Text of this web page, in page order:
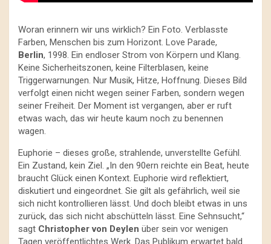
Woran erinnern wir uns wirklich? Ein Foto. Verblasste
Farben, Menschen bis zum Horizont. Love Parade,
Berlin, 1998. Ein endloser Strom von Körpern und Klang.
Keine Sicherheitszonen, keine Filterblasen, keine
Triggerwarnungen. Nur Musik, Hitze, Hoffnung. Dieses Bild
verfolgt einen nicht wegen seiner Farben, sondern wegen
seiner Freiheit. Der Moment ist vergangen, aber er ruft
etwas wach, das wir heute kaum noch zu benennen
wagen.
Euphorie – dieses große, strahlende, unverstellte Gefühl.
Ein Zustand, kein Ziel. „In den 90ern reichte ein Beat, heute
braucht Glück einen Kontext. Euphorie wird reflektiert,
diskutiert und eingeordnet. Sie gilt als gefährlich, weil sie
sich nicht kontrollieren lässt. Und doch bleibt etwas in uns
zurück, das sich nicht abschütteln lässt. Eine Sehnsucht,“
sagt Christopher von Deylen über sein vor wenigen
Tagen veröffentlichtes Werk. Das Publikum erwartet bald